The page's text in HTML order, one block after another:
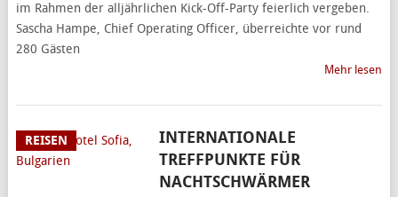
im Rahmen der alljährlichen Kick-Off-Party feierlich vergeben.
Sascha Hampe, Chief Operating Officer, überreichte vor rund
280 Gästen
Mehr lesen
REISEN
INTERNATIONALE
TREFFPUNKTE FÜR
NACHTSCHWÄRMER